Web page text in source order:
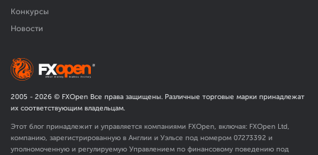
Конкурсы
Новости
2005 - 2026 © FXOpen Все права защищены. Различные торговые марки принадлежат
их соответствующим владельцам.
Этот блог принадлежит и управляется компаниями FXOpen, включая: FXOpen Ltd,
компанию, зарегистрированную в Англии и Уэльсе под номером 07273392 и
уполномоченную и регулируемую Управлением по финансовому поведению под